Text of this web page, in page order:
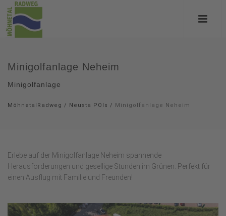
Minigolfanlage Neheim
Minigolfanlage
MöhnetalRadweg / Neusta POIs / Minigolfanlage Neheim
Erlebe auf der Minigolfanlage Neheim spannende
Herausforderungen und gesellige Stunden im Grünen. Perfekt für
einen Ausflug mit Familie und Freunden!